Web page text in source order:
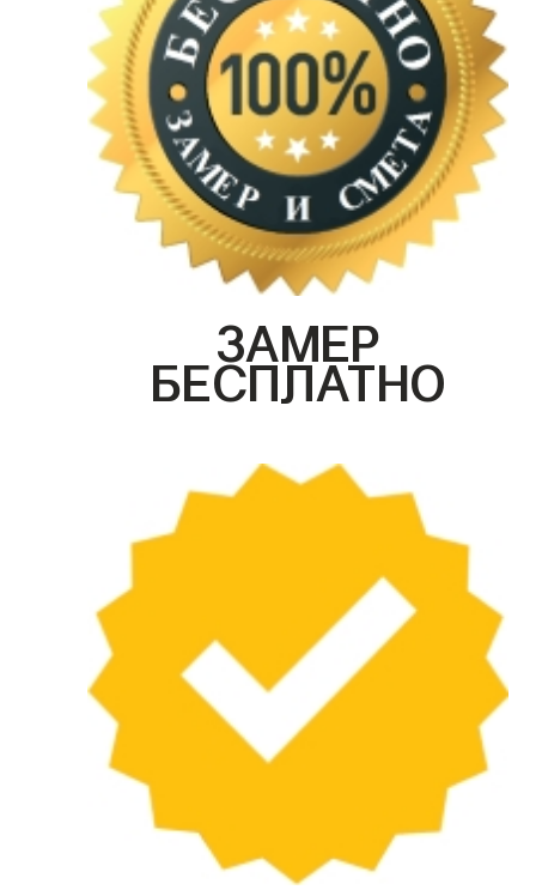
ЗАМЕР
БЕСПЛАТНО